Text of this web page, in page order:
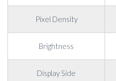
Pixel Density
Brightness
Display Side